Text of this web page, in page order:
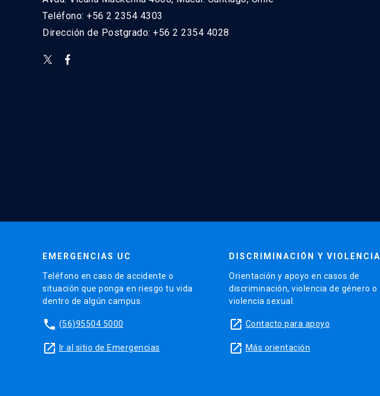
Teléfono: +56 2 2354 4303
Dirección de Postgrado: +56 2 2354 4028
EMERGENCIAS UC
Teléfono en caso de accidente o
situación que ponga en riesgo tu vida
dentro de algún campus.
phone (56)95504 5000
launch Ir al sitio de Emergencias
DISCRIMINACIÓN Y VIOLENCIA
Orientación y apoyo en casos de
discriminación, violencia de género o
violencia sexual.
launch Contacto para apoyo
launch Más orientación